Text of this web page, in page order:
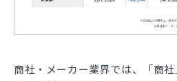
商社・メーカー業界では、「商